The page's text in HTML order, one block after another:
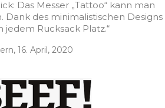
Das Messer „Tattoo“ kann man
Dank des minimalistischen Designs
jedem Rucksack Platz.“
16. April, 2020